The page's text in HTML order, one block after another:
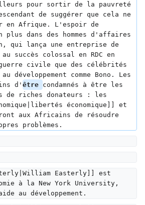
pour sortir de la pauvreté
de suggérer que cela ne
en Afrique. L'espoir de
dans des hommes d'affaires
qui lança une entreprise de
succès colossal en RDC en
civile que des célébrités
développement comme Bono. Les
d' être condamnés à être les
de riches donateurs : les
économique]] et
aux Africains de résoudre
problèmes.
Easterly]] est
à la New York University,
au développement.